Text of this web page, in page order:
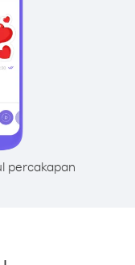
percakapan